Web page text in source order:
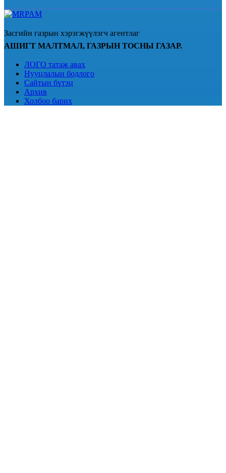
Засгийн газрын хэрэгжүүлэгч агентлаг
АШИГТ МАЛТМАЛ, ГАЗРЫН ТОСНЫ ГАЗАР.
ЛОГО татаж авах
Нууцлалын бодлого
Сайтын бүтэц
Архив
Холбоо барих